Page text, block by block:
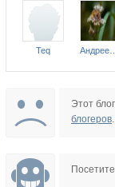
Teq
Этот
блогеров.